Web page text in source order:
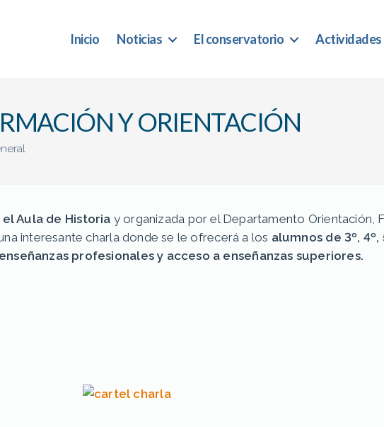
Inicio Noticias El conservatorio Actividades
Y ORIENTACIÓN
el Aula de Historia y organizada por el Departamento Orientación,
interesante charla donde se le ofrecerá a los alumnos de 3º, 4º,
profesionales y acceso a enseñanzas superiores.